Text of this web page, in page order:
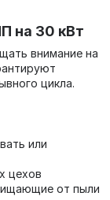
на 30 кВт
внимание на
цикла.
или
цехов
от пыли